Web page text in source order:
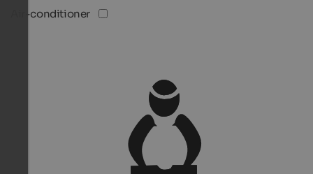
Air-conditioner